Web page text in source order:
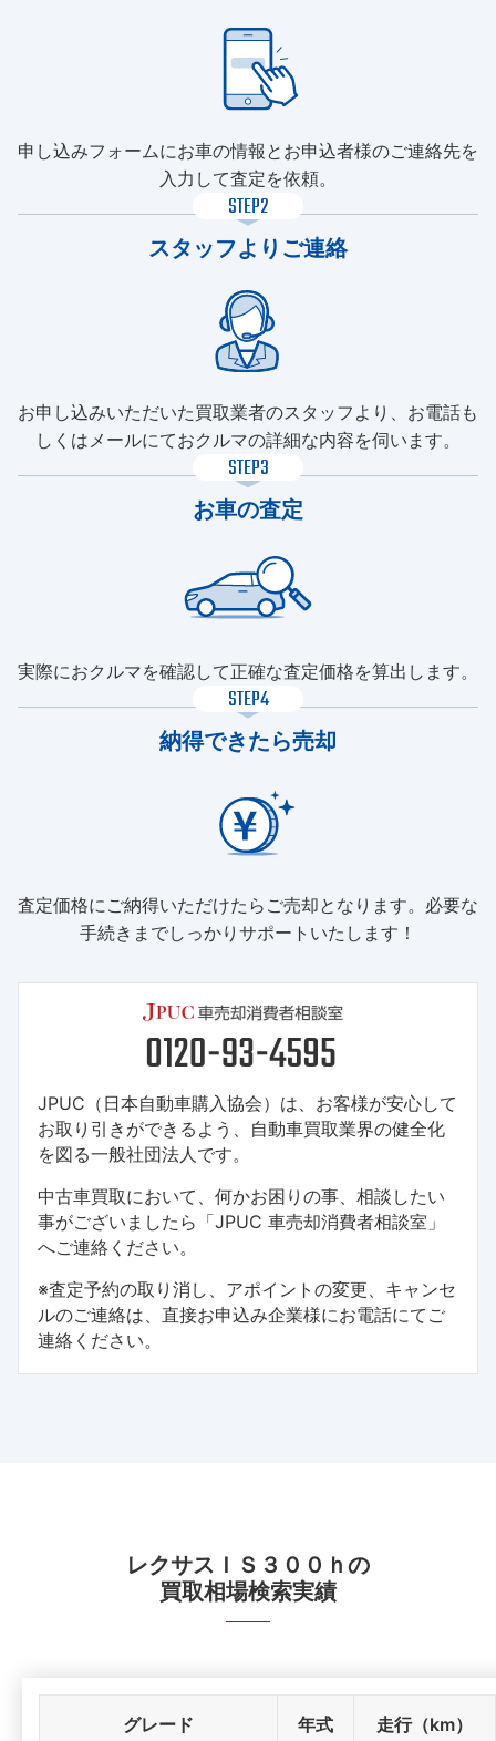
申し込みフォームにお車の情報とお申込者様のご連絡先を
入力して査定を依頼。
STEP2
スタッフよりご連絡
お申し込みいただいた買取業者のスタッフより、お電話も
しくはメールにておクルマの詳細な内容を伺います。
STEP3
お車の査定
実際におクルマを確認して正確な査定価格を算出します。
STEP4
納得できたら売却
査定価格にご納得いただけたらご売却となります。必要な
手続きまでしっかりサポートいたします！
JPUC（日本自動車購入協会）は、お客様が安心して
お取り引きができるよう、自動車買取業界の健全化
を図る一般社団法人です。
中古車買取において、何かお困りの事、相談したい
事がございましたら「JPUC 車売却消費者相談室」
へご連絡ください。
※査定予約の取り消し、アポイントの変更、キャンセ
ルのご連絡は、直接お申込み企業様にお電話にてご
連絡ください。
レクサスＩＳ３００ｈ の
買取相場検索実績
グレード 年式 走行（km）